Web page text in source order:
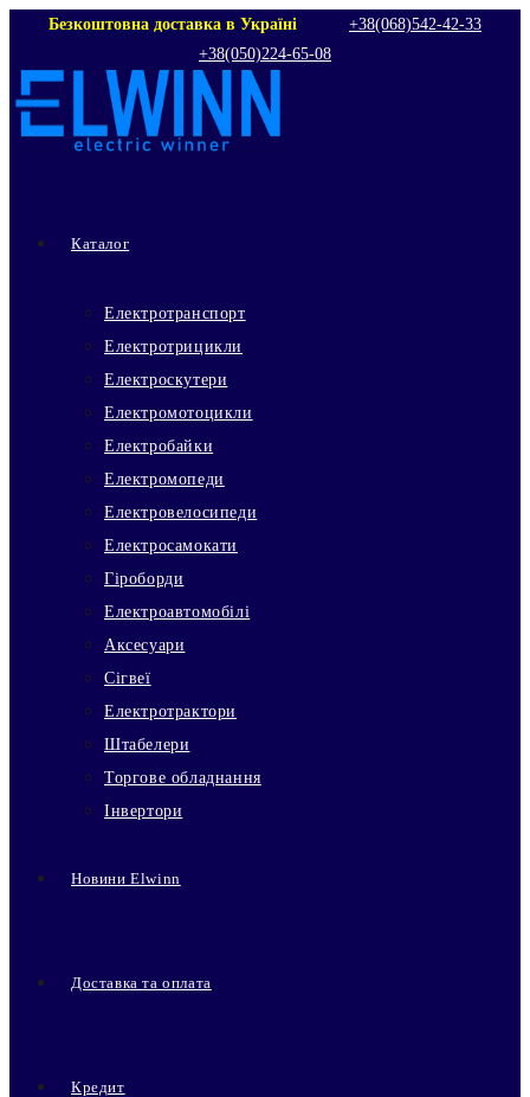
Перейти
вмісту
Безкоштовна доставка в Україні
+38(068)542‑42‑33
+38(050)224‑65‑08
Каталог
Електротранспорт
Електротрицикли
Електроскутери
Електромотоцикли
Електробайки
Електромопеди
Електровелосипеди
Електросамокати
Гіроборди
Електроавтомобілі
Аксесуари
Сігвеї
Електротрактори
Штабелери
Торгове обладнання
Інвертори
Новини Elwinn
Доставка та оплата
Кредит